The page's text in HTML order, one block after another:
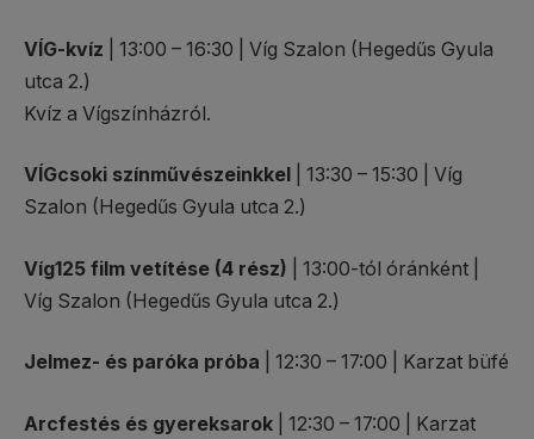
VÍG-kvíz | 13:00 – 16:30 | Víg Szalon (Hegedűs Gyula
utca 2.)
Kvíz a Vígszínházról.
VÍGcsoki színművészeinkkel | 13:30 – 15:30 | Víg
Szalon (Hegedűs Gyula utca 2.)
Víg125 film vetítése (4 rész) | 13:00-tól óránként |
Víg Szalon (Hegedűs Gyula utca 2.)
Jelmez- és paróka próba | 12:30 – 17:00 | Karzat büfé
Arcfestés és gyereksarok | 12:30 – 17:00 | Karzat